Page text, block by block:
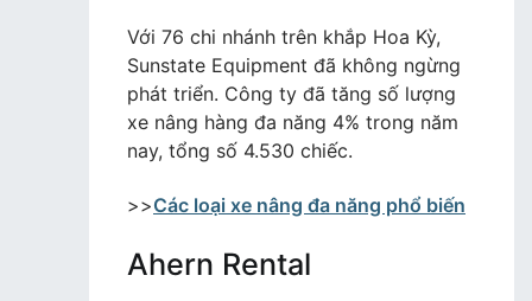
Với 76 chi nhánh trên khắp Hoa Kỳ,
Sunstate Equipment đã không ngừng
phát triển. Công ty đã tăng số lượng
xe nâng hàng đa năng 4% trong năm
nay, tổng số 4.530 chiếc.
>>Các loại xe nâng đa năng phổ biến
Ahern Rental